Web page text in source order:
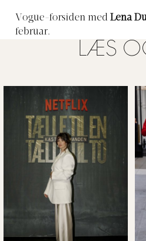
Vogue-forsiden med Lena
februar.
LÆS